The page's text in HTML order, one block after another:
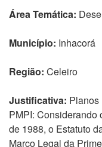
Área Temática:
Município: Inhacorá
Região: Celeiro
Justificativa: Planos
PMPI: Considerando
de 1988, o Estatuto
Marco Legal da